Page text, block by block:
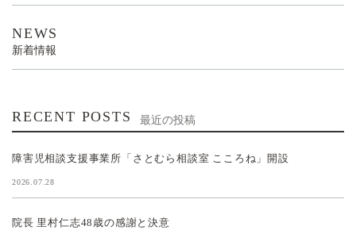
NEWS
新着情報
RECENT POSTS 最近の投稿
障害児相談支援事業所「さとむら相談室 こころね」開設
2026.07.28
院長 里村仁志48歳の感謝と決意